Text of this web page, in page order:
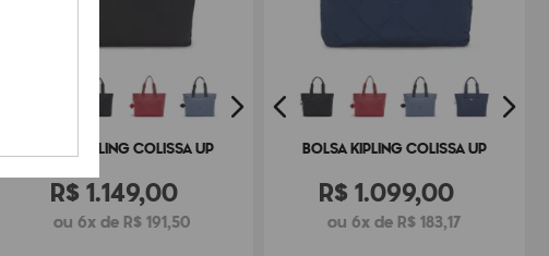
BOLSA KIPLING COLISSA UP
R$1.149,00
ou 6x de R$ 191,50
BOLSA KIPLING COLISSA UP
R$1.099,00
ou 6x de R$ 183,17